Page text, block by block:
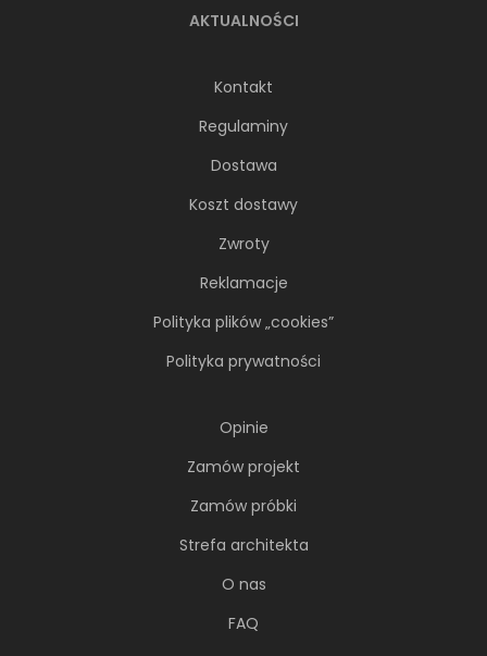
AKTUALNOŚCI
Kontakt
Regulaminy
Dostawa
Koszt dostawy
Zwroty
Reklamacje
Polityka plików „cookies”
Polityka prywatności
Opinie
Zamów projekt
Zamów próbki
Strefa architekta
O nas
FAQ